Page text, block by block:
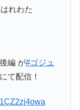
れわた
編 が#ゴジュ
て配信！